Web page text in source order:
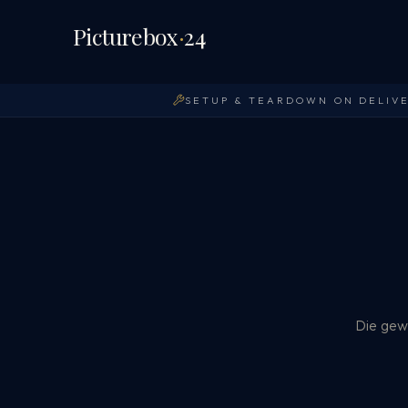
Picturebox·24
SETUP & TEARDOWN ON
Die